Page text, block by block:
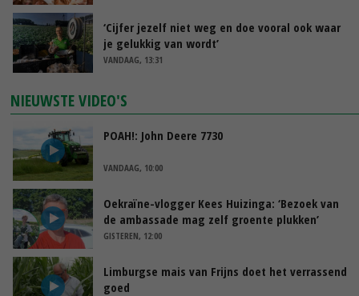
‘Cijfer jezelf niet weg en doe vooral ook waar
je gelukkig van wordt’
VANDAAG, 13:31
NIEUWSTE VIDEO'S
POAH!: John Deere 7730
VANDAAG, 10:00
Oekraïne-vlogger Kees Huizinga: ‘Bezoek van
de ambassade mag zelf groente plukken’
GISTEREN, 12:00
Limburgse mais van Frijns doet het verrassend
goed